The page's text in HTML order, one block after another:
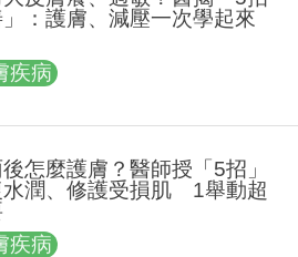
：護膚、減壓一次學起來
疾病
怎麼護膚？醫師授「5招」
水潤、修護受損肌 1舉動超
疾病